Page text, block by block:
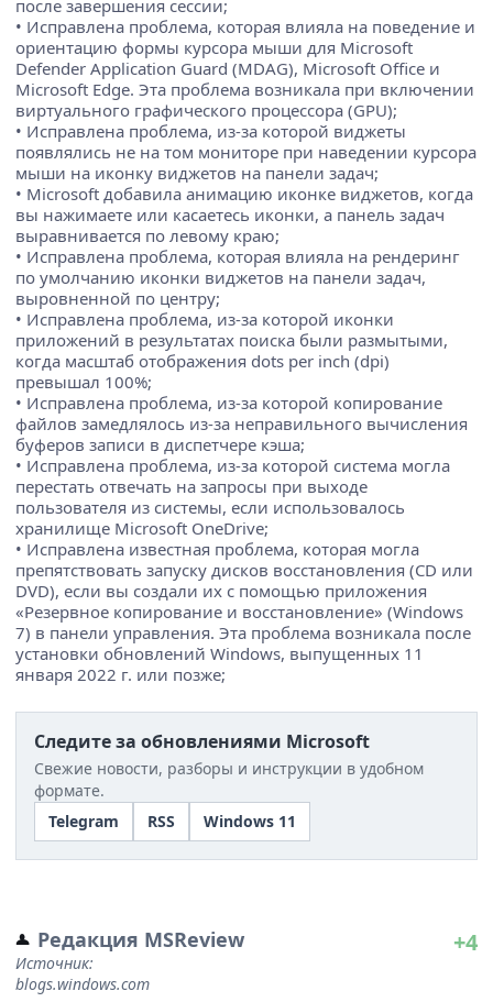
после завершения сессии;
• Исправлена проблема, которая влияла на поведение и
ориентацию формы курсора мыши для Microsoft
Defender Application Guard (MDAG), Microsoft Office и
Microsoft Edge. Эта проблема возникала при включении
виртуального графического процессора (GPU);
• Исправлена проблема, из-за которой виджеты
появлялись не на том мониторе при наведении курсора
мыши на иконку виджетов на панели задач;
• Microsoft добавила анимацию иконке виджетов, когда
вы нажимаете или касаетесь иконки, а панель задач
выравнивается по левому краю;
• Исправлена проблема, которая влияла на рендеринг
по умолчанию иконки виджетов на панели задач,
выровненной по центру;
• Исправлена проблема, из-за которой иконки
приложений в результатах поиска были размытыми,
когда масштаб отображения dots per inch (dpi)
превышал 100%;
• Исправлена проблема, из-за которой копирование
файлов замедлялось из-за неправильного вычисления
буферов записи в диспетчере кэша;
• Исправлена проблема, из-за которой система могла
перестать отвечать на запросы при выходе
пользователя из системы, если использовалось
хранилище Microsoft OneDrive;
• Исправлена известная проблема, которая могла
препятствовать запуску дисков восстановления (CD или
DVD), если вы создали их с помощью приложения
«Резервное копирование и восстановление» (Windows
7) в панели управления. Эта проблема возникала после
установки обновлений Windows, выпущенных 11
января 2022 г. или позже;
Следите за обновлениями Microsoft
Свежие новости, разборы и инструкции в удобном
формате.
Telegram
RSS Windows 11
Редакция MSReview
Источник:
blogs.windows.com
+4